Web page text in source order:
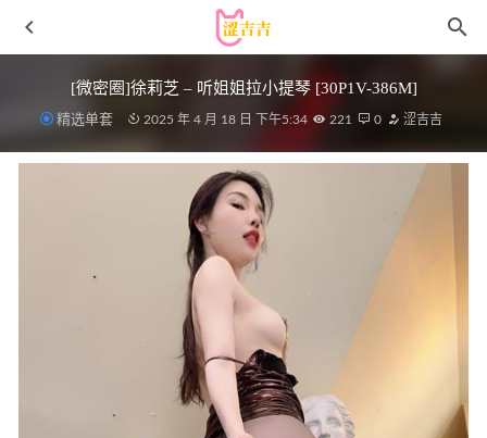
[微密圈]徐莉芝 – 听姐姐拉小提琴 [30P1V-386M]
精选单套 2025 年 4 月 18 日 下午5:34 221 0 涩吉吉
星澜是澜澜叫澜妹呀 – NO.50 保健室的失格医生 [68P2V-
[Xiuren秀人网]2023.12.12 NO.7798 安然anran[77+1P/680MB]
秋和柯基 – NO.114 波塞冬 [20P-413M] 2023-08-14